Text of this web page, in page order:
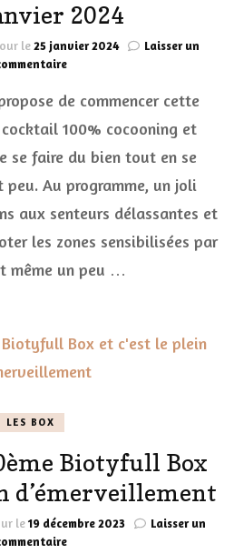
2024
le25 janvier 2024
Laisser un
sur
routine
100%
cocooning
vitaminé
Biotyfull
janvier
de commencer cette
100% cocooning et
se faire du bien tout en se
Au programme, un joli
aux senteurs délassantes et
les zones sensibilisées par
même un peu …
LES BOX
Biotyfull Box
d’émerveillement
le19 décembre 2023
Laisser un
sur